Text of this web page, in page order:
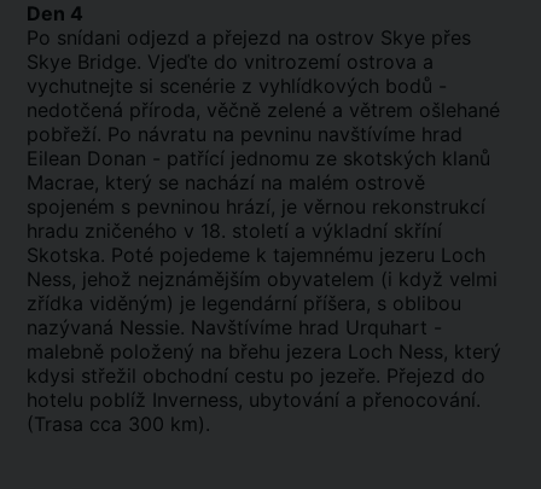
Den 4
Po snídani odjezd a přejezd na ostrov Skye přes
Skye Bridge. Vjeďte do vnitrozemí ostrova a
vychutnejte si scenérie z vyhlídkových bodů -
nedotčená příroda, věčně zelené a větrem ošlehané
pobřeží. Po návratu na pevninu navštívíme hrad
Eilean Donan - patřící jednomu ze skotských klanů
Macrae, který se nachází na malém ostrově
spojeném s pevninou hrází, je věrnou rekonstrukcí
hradu zničeného v 18. století a výkladní skříní
Skotska. Poté pojedeme k tajemnému jezeru Loch
Ness, jehož nejznámějším obyvatelem (i když velmi
zřídka viděným) je legendární příšera, s oblibou
nazývaná Nessie. Navštívíme hrad Urquhart -
malebně položený na břehu jezera Loch Ness, který
kdysi střežil obchodní cestu po jezeře. Přejezd do
hotelu poblíž Inverness, ubytování a přenocování.
(Trasa cca 300 km).